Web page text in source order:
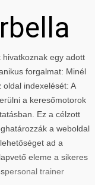
egy adott
forgalmat: Minél
indexelését: A
a keresőmotorok
Ez a célzott
a weboldal
ad a
eleme a sikeres
personal trainer